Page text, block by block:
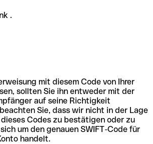
.
mit diesem Code von Ihrer
sollten Sie ihn entweder mit der
auf seine Richtigkeit
Sie, dass wir nicht in der Lage
Codes zu bestätigen oder zu
um den genauen SWIFT-Code für
handelt.